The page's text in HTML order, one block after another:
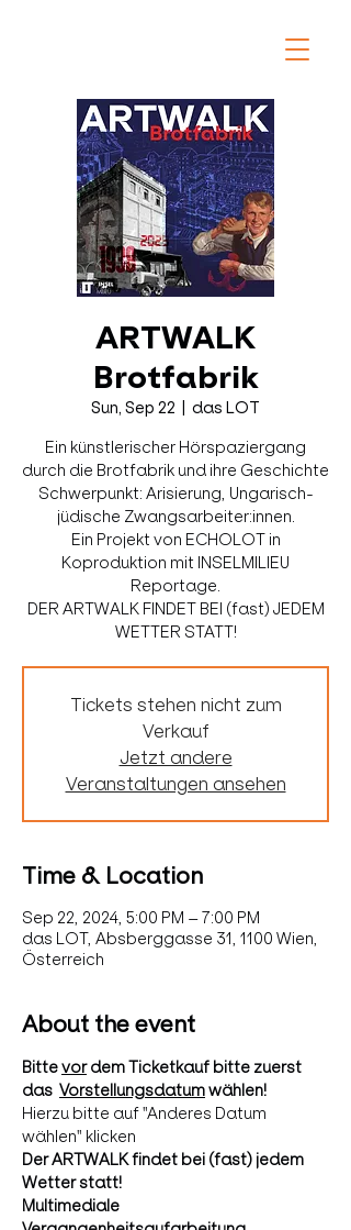
ARTWALK
Brotfabrik
Sun, Sep 22
das LOT
Ein künstlerischer Hörspaziergang
durch die Brotfabrik und ihre Geschichte
Schwerpunkt: Arisierung, Ungarisch-
jüdische Zwangsarbeiter:innen.
Ein Projekt von ECHOLOT in
Koproduktion mit INSELMILIEU
Reportage.
DER ARTWALK FINDET BEI (fast) JEDEM
WETTER STATT!
Tickets stehen nicht zum
Verkauf
Jetzt andere
Veranstaltungen ansehen
Time & Location
Sep 22, 2024, 5:00 PM – 7:00 PM
das LOT, Absberggasse 31, 1100 Wien,
Österreich
About the event
Bitte vor dem Ticketkauf bitte zuerst
das Vorstellungsdatum wählen!
Hierzu bitte auf "Anderes Datum
wählen" klicken
Der ARTWALK findet bei (fast) jedem
Wetter statt!
Multimediale